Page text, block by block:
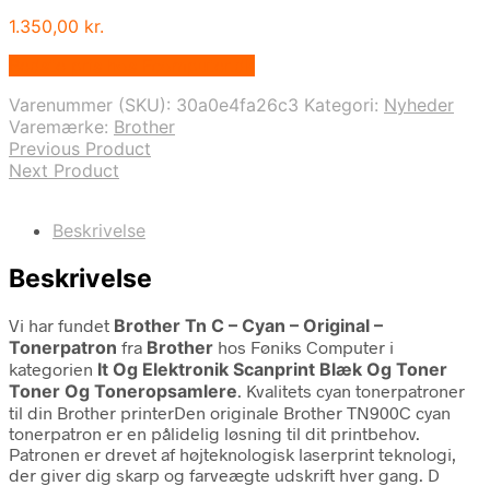
1.350,00 kr.
Varenummer (SKU): 30a0e4fa26c3 Kategori: Nyheder
Varemærke: Brother
Previous Product
Next Product
Beskrivelse
Beskrivelse
Vi har fundet Brother Tn C – Cyan – Original –
Tonerpatron fra Brother hos Føniks Computer i
kategorien It Og Elektronik Scanprint Blæk Og Toner
Toner Og Toneropsamlere. Kvalitets cyan tonerpatroner
til din Brother printerDen originale Brother TN900C cyan
tonerpatron er en pålidelig løsning til dit printbehov.
Patronen er drevet af højteknologisk laserprint teknologi,
der giver dig skarp og farveægte udskrift hver gang. D